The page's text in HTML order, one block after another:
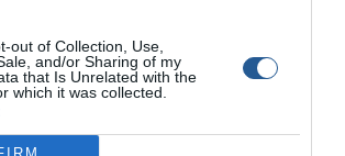
out of Collection, Use,
and/or Sharing of my
that Is Unrelated with the
which it was collected.
με τη συμμετοχή της στην έκθεση αλλά
των ΠΟΣΕΙΔΩΝΙΩΝ, ενισχύει ακόμα
κατεύθυνση που ακολουθεί